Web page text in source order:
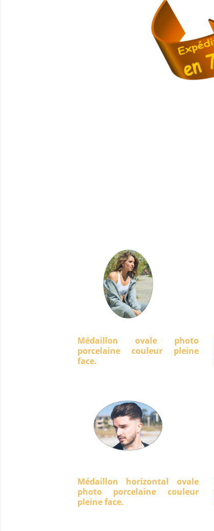
Médaillon ovale photo
porcelaine couleur pleine
face.
Médaillon horizontal ovale
photo porcelaine couleur
pleine face.